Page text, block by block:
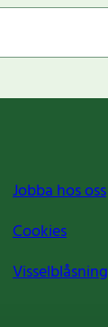
Jobba hos oss
Cookies
Visselblåsning